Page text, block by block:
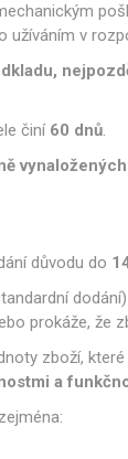
užíváním v
činí 60 dnů.
důvodu do
prokáže, že
zboží,
a